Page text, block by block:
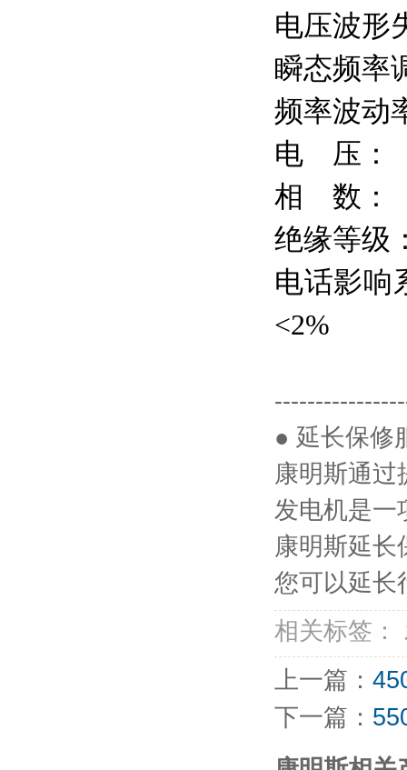
电压波形
瞬态频率
频率波动
电
压：
相
数：
绝缘等级
电话影响
<2%
● 延长保修
康明斯通过
发电机是一
康明斯延
您可以延长
相关标签：
上一篇：
下一篇：